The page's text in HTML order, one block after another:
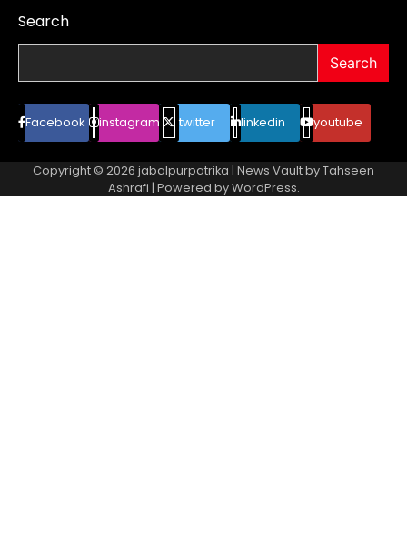
Search
Search
Facebook instagram twitter linkedin youtube
Copyright © 2026 jabalpurpatrika | News Vault byTahseen
Ashrafi | Powered byWordPress.